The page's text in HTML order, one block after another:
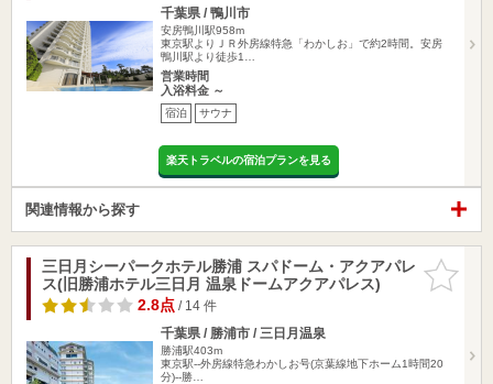
千葉県 / 鴨川市
安房鴨川駅958m
東京駅よりＪＲ外房線特急「わかしお」で約2時間。安房
鴨川駅より徒歩1…
営業時間
入浴料金 ～
宿泊 サウナ
楽天トラベルの宿泊プランを見る
関連情報から探す
お気に入
りに追加
三日月シーパークホテル勝浦 スパドーム・アクアパレ
ス(旧勝浦ホテル三日月 温泉ドームアクアパレス)
2.8点/ 14 件
千葉県 / 勝浦市 / 三日月温泉
勝浦駅403m
東京駅--外房線特急わかしお号(京葉線地下ホーム1時間20
分)--勝…